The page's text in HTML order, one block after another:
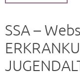
SSA –